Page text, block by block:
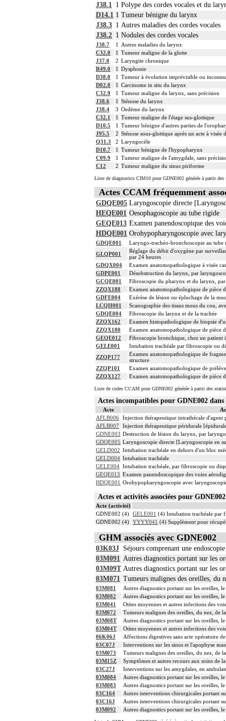
J38.1 1 Polype des cordes vocales et du
D14.1 1 Tumeur bénigne du larynx
J38.3 1 Autres maladies des cordes vocales
J38.2 1 Nodules des cordes vocales
J38.7 1
Autres maladies du larynx
C32.0
1 Tumeur maligne de la glotte
J37.0
2 Laryngite chronique
R49.0
1 Dysphonie
D38.0
1 Tumeur à évolution imprévisible ou
D02.0
1 Carcinome in situ du larynx
C32.9
1 Tumeur maligne du larynx, sans précision
J38.6
1 Sténose du larynx
J38.4
3 Oedème du larynx
C32.1
1 Tumeur maligne de l'étage sus-glottique
D10.5
1 Tumeur bénigne d'autres parties de
J95.5
2 Sténose sous-glottique après un acte à visée
Q31.3
2 Laryngocèle
D10.7
1 Tumeur bénigne de l'hypopharynx
C09.9
1 Tumeur maligne de l'amygdale, sans
C12
2 Tumeur maligne du sinus piriforme
Liste de diagnostics CIM10 pour GDNE002 générée à partir
Actes CCAM fréquemment
GDQE005 Laryngoscopie directe
HEQE001 Oesophagoscopie au tube rigide
GEQE013 Examen panendoscopique des
HDQE001 Orohypopharyngoscopie avec
GDQE001
Laryngo-trachéo-bronchoscopie au tube
GLQP001
Réglage du débit d'oxygène par
par 24 heures
GDQX004
Examen anatomopathologique à visée
GDPE001
Désobstruction du larynx, par
GCQE001
Fibroscopie du pharynx et du larynx, par
ZZQX188
Examen anatomopathologique de pièce
GDFE004
Exérèse de lésion ou épluchage de la
LCQH001
Scanographie des tissus mous du cou,
GDQE004
Fibroscopie du larynx et de la trachée
ZZQX162
Examen histopathologique de biopsie
ZZQX180
Examen anatomopathologique de pièce
GEQE012
Fibroscopie bronchique, chez un patient
GELE001
Intubation trachéale par fibroscopie ou
ZZQP177
Examen anatomopathologique de
structure
ZZQP101
Examen anatomopathologique de
ZZQX127
Examen anatomopathologique de pièce
Liste de codes CCAM pour GDNE002 générée à partir des
Actes incompatibles pour GDNE002
Acte
AFLB006 Injection thérapeutique intrathécale d'agent
AFLB007
Injection thérapeutique péridurale
GDNE003 Destruction de lésion du larynx, par
GDQE005 Laryngoscopie directe [Laryngoscopie en
GELD002 Intubation trachéale en dehors d'un bloc
GELD004 Intubation trachéale
GELE004 Intubation trachéale, par fibroscopie ou
GEQE013 Examen panendoscopique des voies
HDQE001 Orohypopharyngoscopie avec
Actes et activités associées pour
Acte (activité)
GDNE002 (4) GELE001 (4) Intubation trachéale par
GDNE002 (4) YYYY041 (4) Supplément pour
GHM associés avec GDNE002
03K03J Séjours comprenant une
03M091 Autres diagnostics portant sur les
03M09T Autres diagnostics portant sur les
03M071 Tumeurs malignes des oreilles, du
03M081
Autres diagnostics portant sur les oreilles,
03M082
Autres diagnostics portant sur les oreilles,
03M041
Otites moyennes et autres infections des
03M072
Tumeurs malignes des oreilles, du nez, de
03M08T
Autres diagnostics portant sur les oreilles,
03M04T
Otites moyennes et autres infections des
06K06J
Affections digestives sans acte opératoire
03C07J
Interventions sur les sinus et l'apophyse
03M073
Tumeurs malignes des oreilles, du nez, de
03M15Z
Symptômes et autres recours aux soins de
03C27J
Interventions sur les amygdales, en
03M084
Autres diagnostics portant sur les oreilles,
03M083
Autres diagnostics portant sur les oreilles,
03C164
Autres interventions chirurgicales portant
03C16J
Autres interventions chirurgicales portant
03M092
Autres diagnostics portant sur les oreilles,